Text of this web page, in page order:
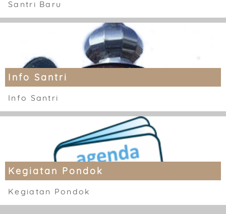
Santri Baru
Info Santri
Info Santri
Kegiatan Pondok
Kegiatan Pondok